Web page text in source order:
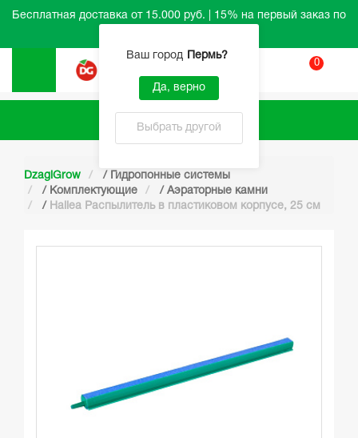
Бесплатная доставка от 15.000 руб. | 15% на первый заказ по
Ваш город Пермь?
Да, верно
Выбрать другой
0
Каталог
DzagiGrow / Гидропонные системы
/ Комплектующие / Аэраторные камни
/ Hailea Распылитель в пластиковом корпусе, 25 см